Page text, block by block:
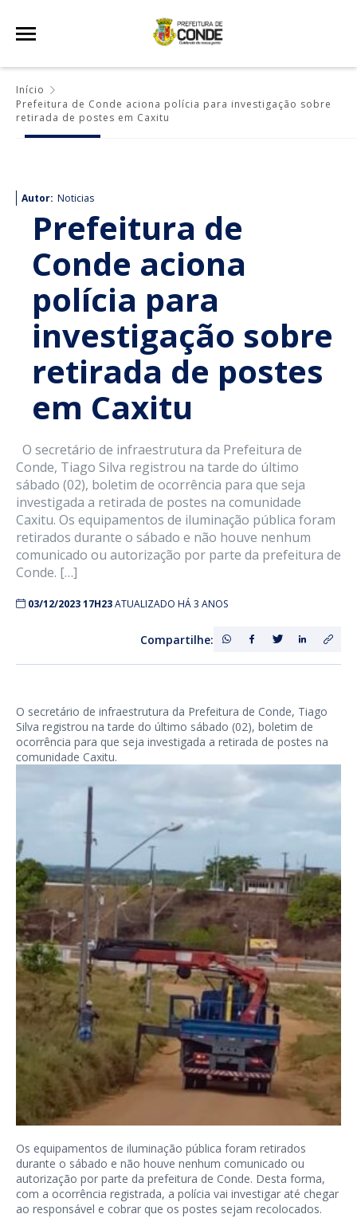
Início
Prefeitura de Conde aciona polícia para investigação sobre
retirada de postes em Caxitu
Autor: Noticias
Prefeitura de
Conde aciona
polícia para
investigação sobre
retirada de postes
em Caxitu
O secretário de infraestrutura da Prefeitura de
Conde, Tiago Silva registrou na tarde do último
sábado (02), boletim de ocorrência para que seja
investigada a retirada de postes na comunidade
Caxitu. Os equipamentos de iluminação pública foram
retirados durante o sábado e não houve nenhum
comunicado ou autorização por parte da prefeitura de
Conde. […]
03/12/2023 17H23ATUALIZADO HÁ 3 ANOS
Compartilhe:
O secretário de infraestrutura da Prefeitura de Conde, Tiago
Silva registrou na tarde do último sábado (02), boletim de
ocorrência para que seja investigada a retirada de postes na
comunidade Caxitu.
Os equipamentos de iluminação pública foram retirados
durante o sábado e não houve nenhum comunicado ou
autorização por parte da prefeitura de Conde. Desta forma,
com a ocorrência registrada, a polícia vai investigar até chegar
ao responsável e cobrar que os postes sejam recolocados.